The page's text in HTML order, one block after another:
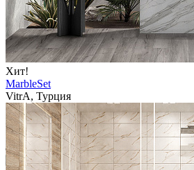
Хит!
MarbleSet
VitrA, Турция